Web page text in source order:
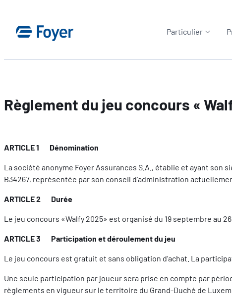
contenu
Particulier
Règlement du jeu concours «
ARTICLE 1 Dénomination
La société anonyme Foyer Assurances S.A., établie et ayant son
B34267, représentée par son conseil d’administration
ARTICLE 2 Durée
Le jeu concours «Walfy 2025» est organisé du 19 septembre au
ARTICLE 3 Participation et déroulement du jeu
Le jeu concours est gratuit et sans obligation d’achat. La
Une seule participation par joueur sera prise en compte par
règlements en vigueur sur le territoire du Grand-Duché de